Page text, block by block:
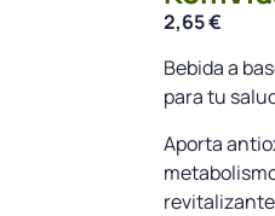
2,65€
Bebida a
para tu
Aporta